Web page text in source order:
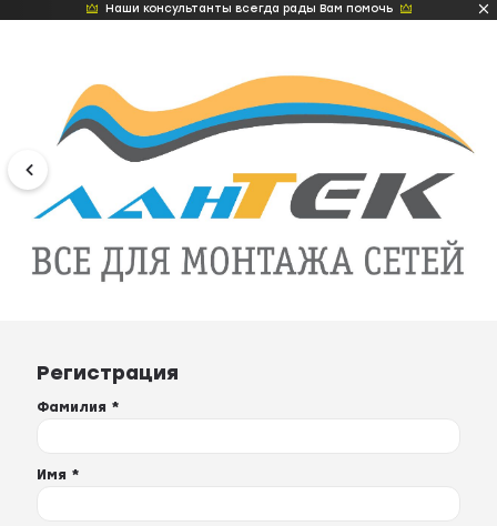
Наши консультанты всегда рады Вам помочь
Регистрация
Фамилия *
Имя *